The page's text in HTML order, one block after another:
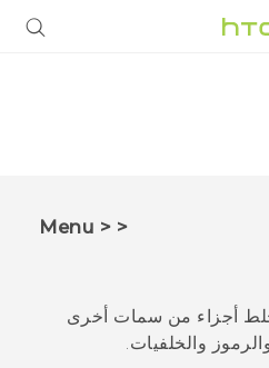
< < Menu
أجزاء من سمات أخرى
والخلفيات.